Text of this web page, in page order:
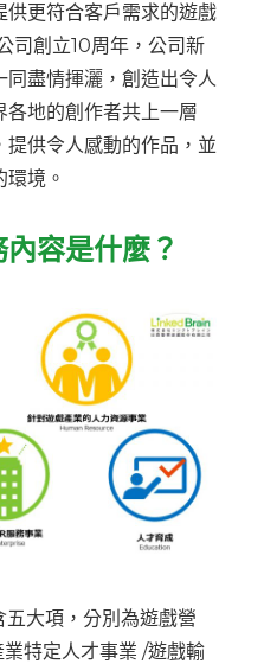
更符合客戶需求的遊戲
司創立10周年，公司新
盡情揮灑，創造出令人
各地的創作者共上一層
供令人感動的作品，並
境。
容是什麼？
大項，分別為遊戲營
特定人才事業 /遊戲輸